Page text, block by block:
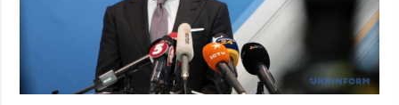
Kriminalität
Notstand und